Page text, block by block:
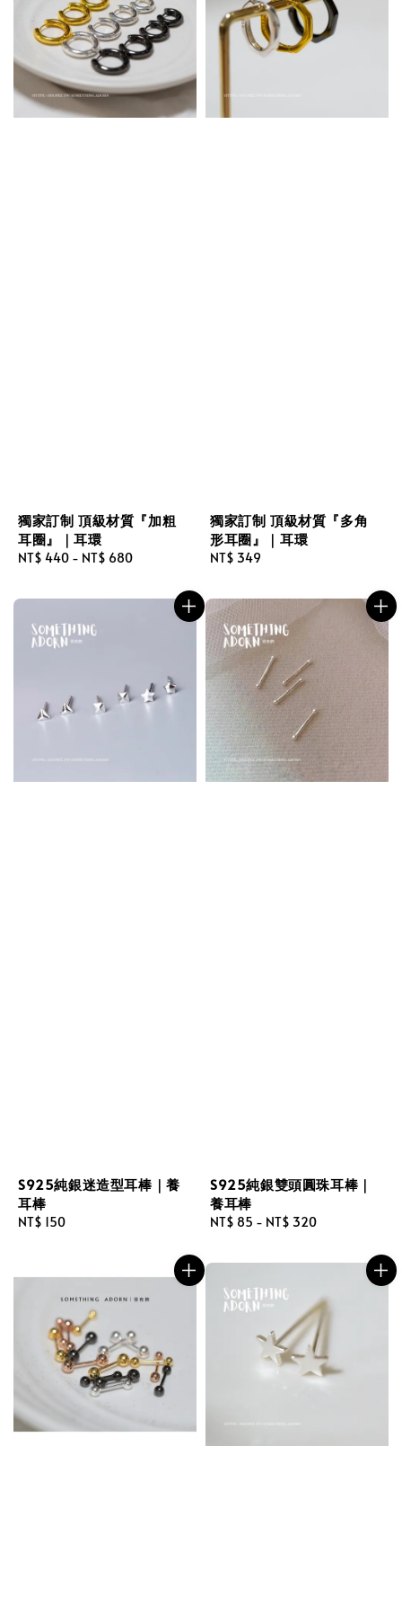
獨家訂制 頂級材質『加粗
耳圈』｜耳環
Regular
NT$ 440 - NT$ 680
獨家訂制 頂級材質『多角
形耳圈』｜耳環
Regular
NT$ 349
S925純銀迷造型耳棒｜養
耳棒
Regular
NT$ 150
S925純銀雙頭圓珠耳棒｜
養耳棒
Regular
NT$ 85 - NT$ 320